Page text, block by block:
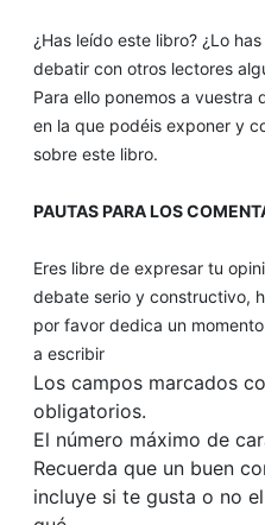
¿Has leído este libro? ¿Lo
debatir con otros lectores
Para ello ponemos a vuestra
en la que podéis exponer y
sobre este libro.
PAUTAS PARA LOS
Eres libre de expresar tu
debate serio y constructivo,
por favor dedica un
a escribir
Los campos marcados
obligatorios.
El número máximo de
Recuerda que un buen
incluye si te gusta o no